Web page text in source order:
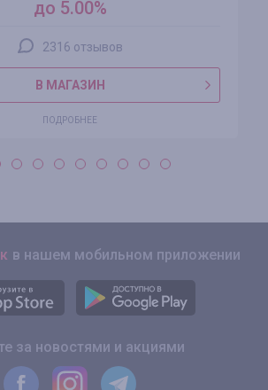
до 5.00%
2316 отзывов
В МАГАЗИН
ПОДРОБНЕЕ
в нашем мобильном приложении
за новостями и акциями